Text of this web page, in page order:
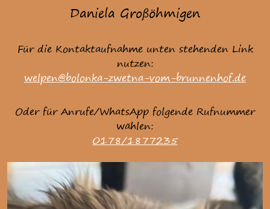
Daniela Großöhmigen
Für die Kontaktaufnahme unten stehenden Link
nutzen:
welpen@bolonka-zwetna-vom-brunnenhof.de
Oder für Anrufe/WhatsApp folgende Rufnummer
wählen:
0178/1877235